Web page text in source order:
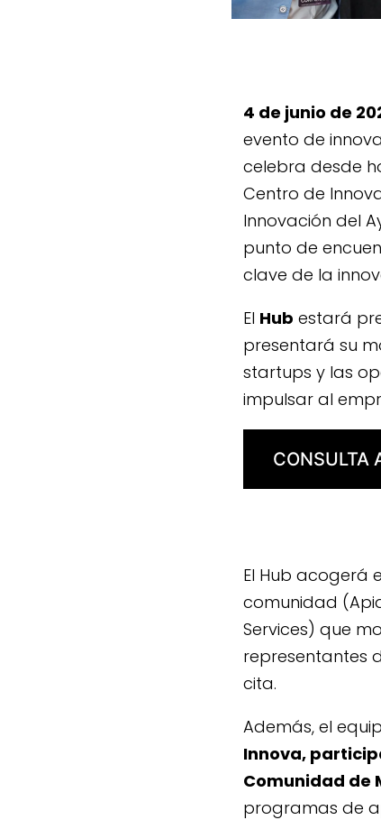
4 de junio de
evento de
celebra desde
Centro de
Innovación del
punto de
clave de la
El Hub estará
presentará su
startups y las
impulsar al
CONSULTA
El Hub acogerá
comunidad (
Services) que
representantes
cita.
Además, el
Innova,
Comunidad de
programas de